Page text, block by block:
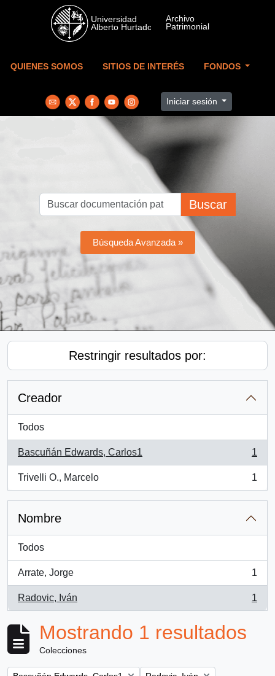
Skip to main content
QUIENES SOMOS SITIOS DE INTERÉS FONDOS
Iniciar sesión
Buscar
Búsqueda Avanzada »
Restringir resultados por:
Creador
Todos
Bascuñán Edwards, Carlos1
, 1 resultados
1
Trivelli O., Marcelo
, 1 resultados
1
Nombre
Todos
Arrate, Jorge
, 1 resultados
1
Radovic, Iván
, 1 resultados
1
Mostrando 1 resultados
Colecciones